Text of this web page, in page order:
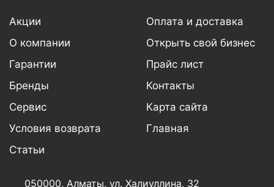
Акции
О компании
Гарантии
Бренды
Сервис
Условия возврата
Статьи
Оплата и доставка
Открыть свой бизнес
Прайс лист
Контакты
Карта сайта
Главная
050000, Алматы, ул. Халиуллина, 32